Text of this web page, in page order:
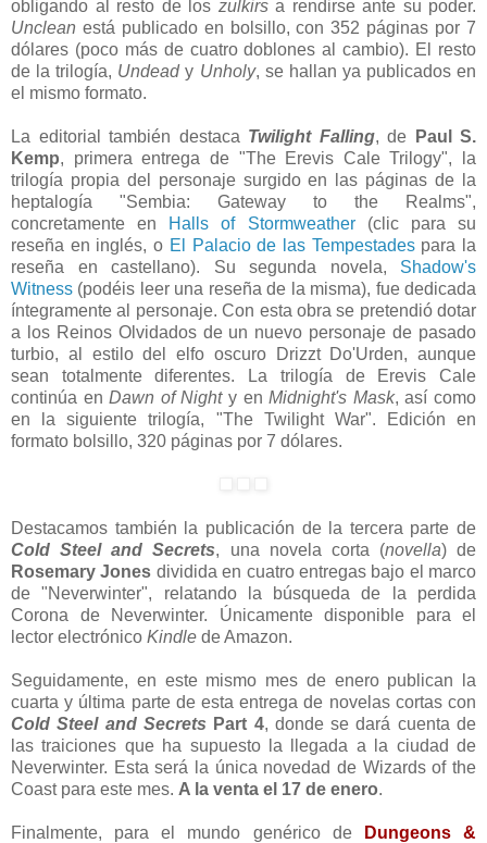
obligando al resto de los zulkirsa rendirse ante su poder.
Unclean está publicado en bolsillo, con 352 páginas por 7
dólares (poco más de cuatro doblones al cambio). El resto
de la trilogía, Undeady Unholy, se hallan ya publicados en
el mismo formato.
La editorial también destaca Twilight Falling, de
Paul S.
Kemp, primera entrega de "The Erevis Cale Trilogy", la
trilogía propia del personaje surgido en las páginas de la
heptalogía "Sembia: Gateway to the Realms",
concretamente en
Halls of Stormweather(clic para su
reseña en inglés, o El Palacio de las Tempestadespara la
reseña en castellano). Su segunda novela, Shadow's
Witness (podéis leer una reseña de la misma), fue dedicada
íntegramente al personaje. Con esta obra se pretendió dotar
a los Reinos Olvidados de un nuevo personaje de pasado
turbio, al estilo del elfo oscuro Drizzt Do'Urden, aunque
sean totalmente diferentes. La trilogía de Erevis Cale
continúa enDawn of Nighty enMidnight's Mask, así como
en la siguiente trilogía, "The Twilight War". Edición en
formato bolsillo, 320 páginas por 7 dólares.
Destacamos también la publicación de la tercera parte de
Cold Steel and Secrets, una novela corta (novella) de
Rosemary Jones dividida en cuatro entregas bajo el marco
de "Neverwinter", relatando la búsqueda de la perdida
Corona de Neverwinter. Únicamente disponible para el
lector electrónico Kindle de Amazon.
Seguidamente, en este mismo mes de enero publican la
cuarta y última parte de esta entrega de novelas cortas con
Cold Steel and Secrets Part 4, donde se dará cuenta de
las traiciones que ha supuesto la llegada a la ciudad de
Neverwinter. Esta será la única novedad de Wizards of the
Coast para este mes. A la venta el 17 de enero.
Finalmente, para el mundo genérico de
Dungeons &